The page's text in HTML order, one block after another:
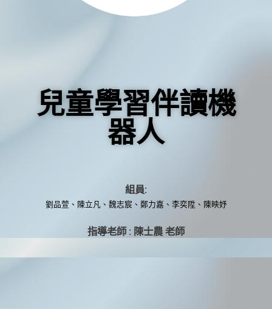
兒童學習伴讀機
器人
組員:
劉品萱、陳立凡、魏志宸、鄭力嘉、李奕陞、陳映妤
指導老師 : 陳士農 老師